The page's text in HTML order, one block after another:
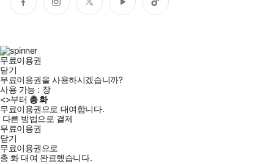
페
이
인
스
트
위
유
튜
틱
톡
무료이용권
닫기
무료이용권을 사용하시겠습니까?
사용 가능 : 장
<>부터 총화
무료이용권으로 대여합니다.
다른 방법으로 결제
무료이용권
닫기
무료이용권으로
총 화대여 완료했습니다.